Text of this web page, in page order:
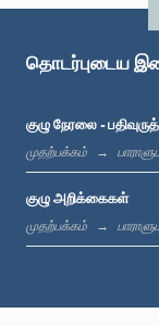
தொடர்புடைய
குழு நேரலை -
முதற்பக்கம்
குழு அறிக்கைகள்
முதற்பக்கம்